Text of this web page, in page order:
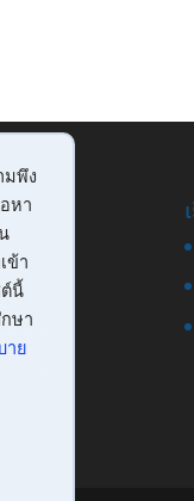
มพึง
หา
ข้า
ต์นี้
ษา
าย
(2)